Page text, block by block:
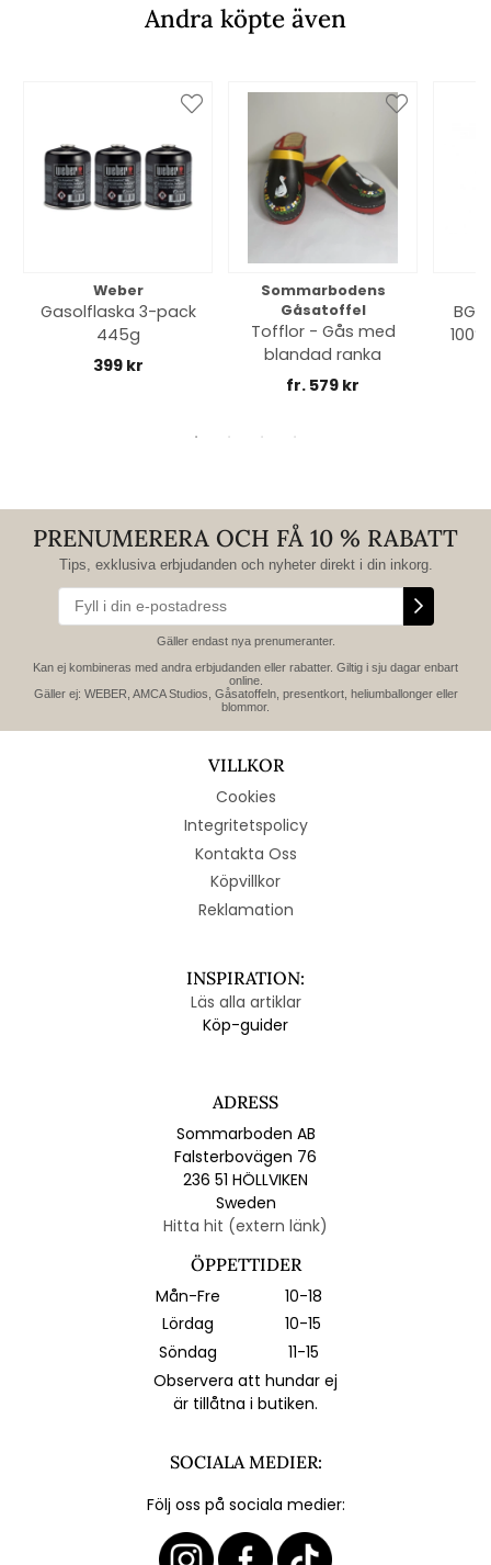
Andra köpte även
Weber
Gasolflaska 3-pack
445g
399 kr
Sommarbodens
Gåsatoffel
Tofflor - Gås med
blandad ranka
fr. 579 kr
PRENUMERERA OCH FÅ 10 % RABATT
Tips, exklusiva erbjudanden och nyheter direkt i din inkorg.
Gäller endast nya prenumeranter.
Kan ej kombineras med andra erbjudanden eller rabatter. Giltig i sju dagar enbart
online.
Gäller ej: WEBER, AMCA Studios, Gåsatoffeln, presentkort, heliumballonger eller
blommor.
VILLKOR
Cookies
Integritetspolicy
Kontakta Oss
Köpvillkor
Reklamation
INSPIRATION:
Läs alla artiklar
Köp-guider
ADRESS
Sommarboden AB
Falsterbovägen 76
236 51 HÖLLVIKEN
Sweden
Hitta hit (extern länk)
ÖPPETTIDER
Mån-Fre
10-18
Lördag
10-15
Söndag
11-15
Observera att hundar ej
är tillåtna i butiken.
SOCIALA MEDIER:
Följ oss på sociala medier: